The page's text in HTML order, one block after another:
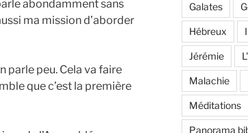
abondamment sans
ma mission d’aborder
parle peu. Cela va faire
que c’est la première
Galates
Hébreux
Jérémie
Malachie
Méditations
Panorama